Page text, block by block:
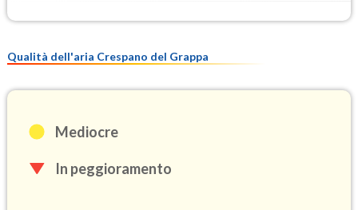
Qualità dell'aria Crespano del Grappa
Mediocre
In peggioramento